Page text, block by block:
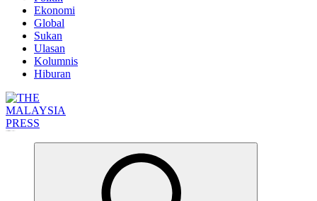
Ekonomi
Global
Sukan
Ulasan
Kolumnis
Hiburan